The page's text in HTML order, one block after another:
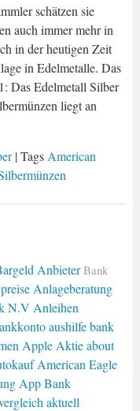
schätzen sie
auch immer mehr in
in der heutigen Zeit
in Edelmetalle. Das
Das Edelmetall Silber
liegt an
| Tags American
Anbieter Bank
Anlageberatung
N.V Anleihen
aushilfe bank
Apple Aktie about
American Eagle
App Bank
aktuell